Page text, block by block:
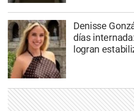
Denisse
días
logran